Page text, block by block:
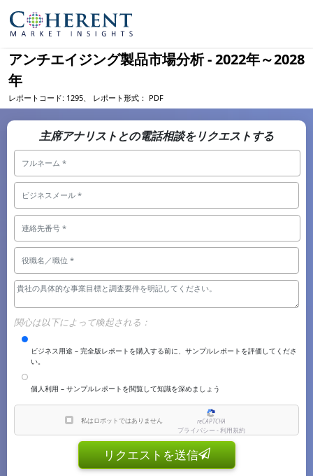
アンチエイジング製品市場分析 - 2022年～2028
年
レポートコード: 1295、 レポート形式： PDF
主席アナリストとの電話相談をリクエストする
関心は以下によって喚起される：
ビジネス用途 – 完全版レポートを購入する前に、サンプルレポートを評価してくださ
い。
個人利用 – サンプルレポートを閲覧して知識を深めましょう
私はロボットではありません reCAPTCHA
プライバシー - 利用規約
リクエストを送信